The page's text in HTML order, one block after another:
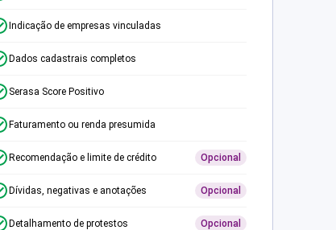
Indicação de empresas vinculadas
Dados cadastrais completos
Serasa Score Positivo
Faturamento ou renda presumida
Recomendação e limite de crédito Opcional
Dívidas, negativas e anotações Opcional
Detalhamento de protestos Opcional